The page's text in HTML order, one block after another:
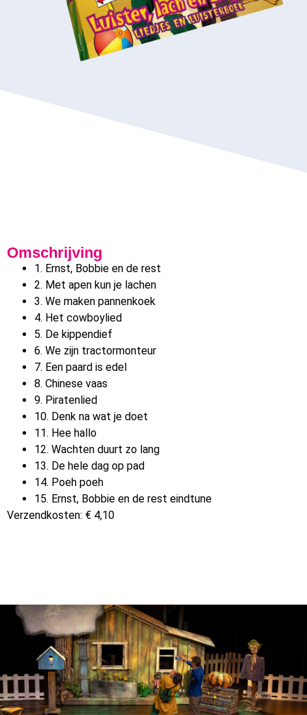
Omschrijving
1. Ernst, Bobbie en de rest
2. Met apen kun je lachen
3. We maken pannenkoek
4. Het cowboylied
5. De kippendief
6. We zijn tractormonteur
7. Een paard is edel
8. Chinese vaas
9. Piratenlied
10. Denk na wat je doet
11. Hee hallo
12. Wachten duurt zo lang
13. De hele dag op pad
14. Poeh poeh
15. Ernst, Bobbie en de rest eindtune
Verzendkosten: € 4,10